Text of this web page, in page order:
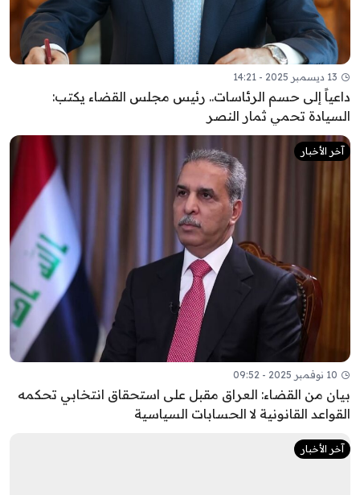
13 ديسمبر 2025 - 14:21
داعياً إلى حسم الرئاسات.. رئيس مجلس القضاء يكتب:
السيادة تحمي ثمار النصر
آخر الأخبار
10 نوفمبر 2025 - 09:52
بيان من القضاء: العراق مقبل على استحقاق انتخابي تحكمه
القواعد القانونية لا الحسابات السياسية
آخر الأخبار